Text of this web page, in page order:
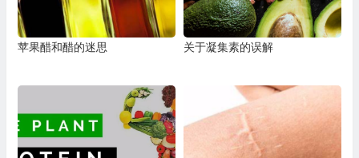
苹果醋和醋的迷思 关于凝集素的误解